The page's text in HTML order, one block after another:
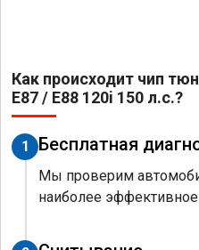
Как происходит чип
E87 / E88 120i 150 л.с.?
1 Бесплатная
Мы проверим
наиболее